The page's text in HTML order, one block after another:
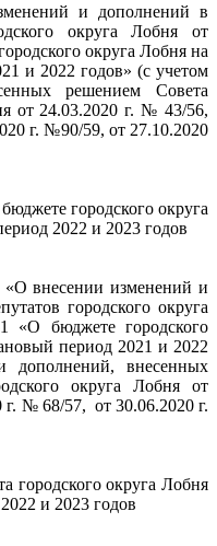
и дополнений в
округа Лобня от
округа Лобня на
и 2022 годов» (с учетом
решением Совета
от 24.03.2020 г. № 43/56,
г. №90/59, от 27.10.2020
городского округа
2022 и 2023 годов
внесении изменений и
городского округа
«О бюджете городского
период 2021 и 2022
внесенных
округа Лобня от
г. № 68/57, от 30.06.2020 г.
городского округа Лобня
и 2023 годов